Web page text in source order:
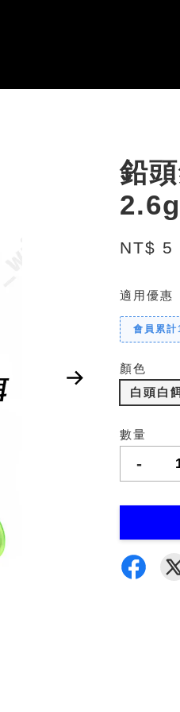
鉛
NT$ 5
適用優惠
會員累
顏色
白頭白
數量
-